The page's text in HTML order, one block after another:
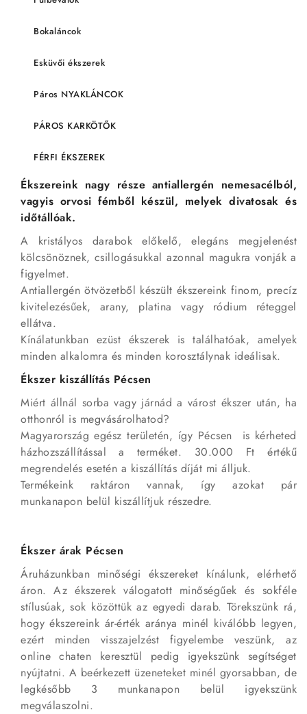
Bokaláncok
Esküvői ékszerek
Páros NYAKLÁNCOK
PÁROS KARKÖTŐK
FÉRFI ÉKSZEREK
Ékszereink nagy része antiallergén nemesacélból,
vagyis orvosi fémből készül, melyek divatosak és
időtállóak.
A kristályos darabok előkelő, elegáns megjelenést
kölcsönöznek, csillogásukkal azonnal magukra vonják a
figyelmet.
Antiallergén ötvözetből készült ékszereink finom, precíz
kivitelezésűek, arany, platina vagy ródium réteggel
ellátva.
Kínálatunkban ezüst ékszerek is találhatóak, amelyek
minden alkalomra és minden korosztálynak ideálisak.
Ékszer kiszállítás Pécsen
Miért állnál sorba vagy járnád a várost ékszer után, ha
otthonról is megvásárolhatod?
Magyarország egész területén, így Pécsen is kérheted
házhozszállítással a terméket. 30.000 Ft értékű
megrendelés esetén a kiszállítás díját mi álljuk.
Termékeink raktáron vannak, így azokat pár
munkanapon belül kiszállítjuk részedre.
Ékszer árak Pécsen
Áruházunkban minőségi ékszereket kínálunk, elérhető
áron. Az ékszerek válogatott minőségűek és sokféle
stílusúak, sok közöttük az egyedi darab. Törekszünk rá,
hogy ékszereink ár-érték aránya minél kiválóbb legyen,
ezért minden visszajelzést figyelembe veszünk, az
online chaten keresztül pedig igyekszünk segítséget
nyújtatni. A beérkezett üzeneteket minél gyorsabban, de
legkésőbb 3 munkanapon belül igyekszünk
megválaszolni.